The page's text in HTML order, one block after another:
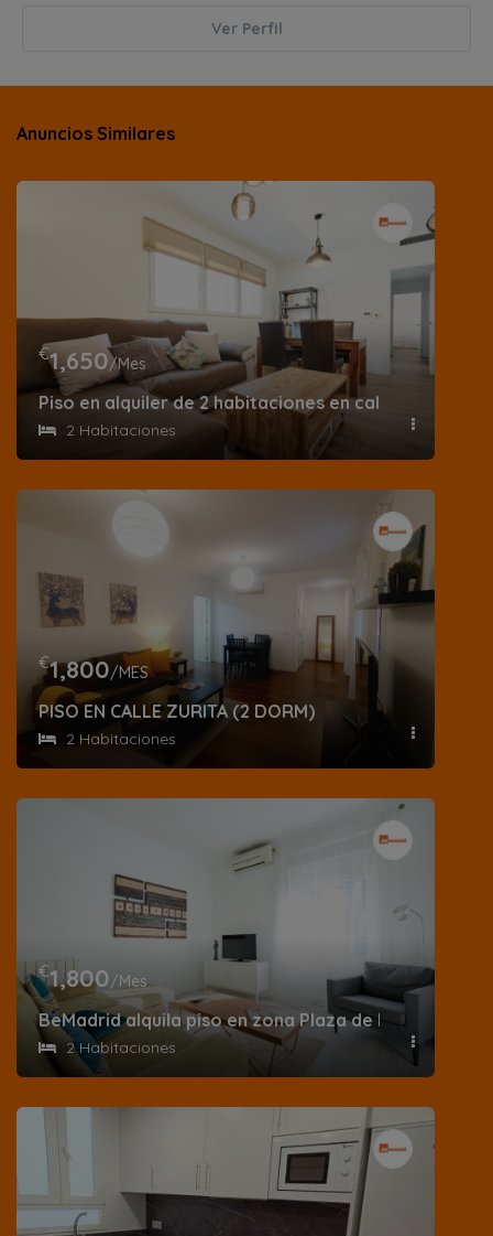
Ver Perfil
Anuncios Similares
€1,650/Mes
Piso en alquiler de 2 habitaciones en calle Barrilero
2 Habitaciones
€1,800/MES
PISO EN CALLE ZURITA (2 DORM)
2 Habitaciones
€1,800/Mes
BeMadrid alquila piso en zona Plaza de España en
2 Habitaciones